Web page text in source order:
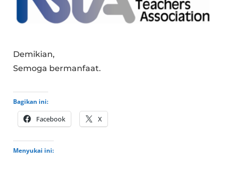
Demikian,
Semoga bermanfaat.
Bagikan ini:
Facebook X
Menyukai ini: